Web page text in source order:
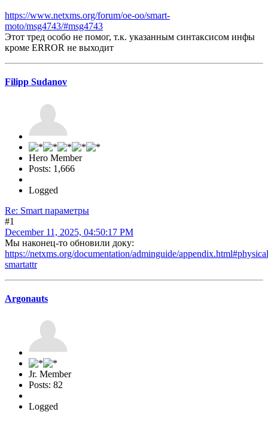
https://www.netxms.org/forum/oe-oo/smart-
moto/msg4743/#msg4743
Этот тред особо не помог, т.к. указанным синтаксисом инфы
кроме ERROR не выходит
Filipp Sudanov
Hero Member
Posts: 1,666
Logged
Re: Smart параметры
#1
December 11, 2025, 04:50:17 PM
Мы наконец-то обновили доку:
https://netxms.org/documentation/adminguide/
smartattr
Argonauts
Jr. Member
Posts: 82
Logged